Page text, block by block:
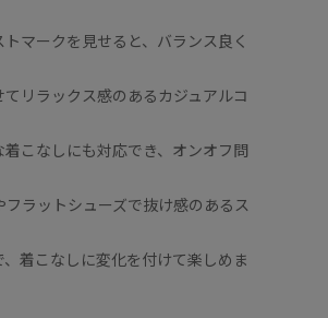
マークを見せると、バランス良く
リラックス感のあるカジュアルコ
こなしにも対応でき、オンオフ問
ラットシューズで抜け感のあるス
着こなしに変化を付けて楽しめま